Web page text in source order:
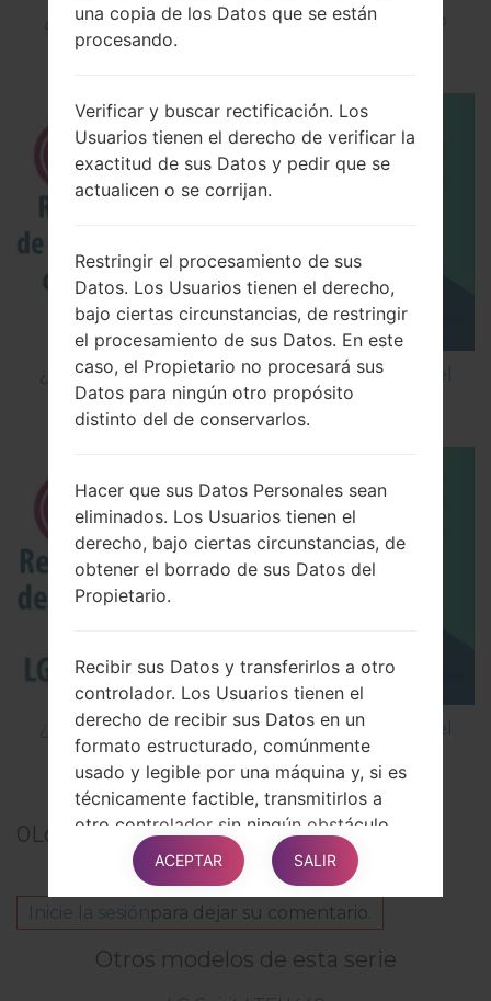
¿Cómo instalar Firmware Oficial en el teléfono
inteligente de LG mediante LG UP?
¿Cómo restablecer datos de fábrica a través del
código en LG Cookie Smart T375?
¿Cómo restablecer datos de fábrica a través del
menú en LG Nitro HD P930?
0Los comentarios
Inicie la sesiónpara dejar su comentario.
Otros modelos de esta serie
una copia de los Datos que se están
procesando.
Verificar y buscar rectificación. Los
Usuarios tienen el derecho de verificar la
exactitud de sus Datos y pedir que se
actualicen o se corrijan.
Restringir el procesamiento de sus
Datos. Los Usuarios tienen el derecho,
bajo ciertas circunstancias, de restringir
el procesamiento de sus Datos. En este
caso, el Propietario no procesará sus
Datos para ningún otro propósito
distinto del de conservarlos.
Hacer que sus Datos Personales sean
eliminados. Los Usuarios tienen el
derecho, bajo ciertas circunstancias, de
obtener el borrado de sus Datos del
Propietario.
Recibir sus Datos y transferirlos a otro
controlador. Los Usuarios tienen el
derecho de recibir sus Datos en un
formato estructurado, comúnmente
usado y legible por una máquina y, si es
técnicamente factible, transmitirlos a
otro controlador sin ningún obstáculo.
Esta disposición es aplicable siempre
que los Datos se procesen por medios
automáticos y que el procesamiento se
base en el consentimiento del Usuario,
en un contrato del cual el Usuario forma
ACEPTAR SALIR